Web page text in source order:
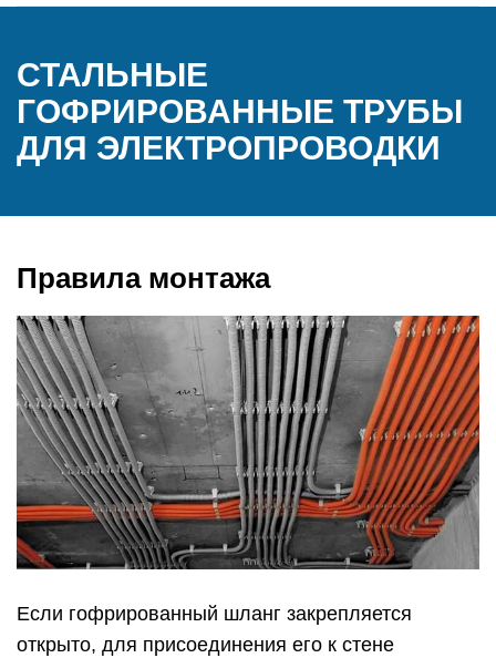
СТАЛЬНЫЕ
ГОФРИРОВАННЫЕ ТРУБЫ
ДЛЯ ЭЛЕКТРОПРОВОДКИ
Правила монтажа
Если гофрированный шланг закрепляется
открыто, для присоединения его к стене